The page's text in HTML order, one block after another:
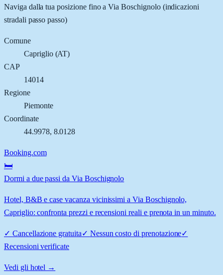
Naviga dalla tua posizione fino aVia Boschignolo(indicazioni
stradali passo passo)
Comune
Capriglio(AT)
CAP
14014
Regione
Piemonte
Coordinate
44.9978, 8.0128
Booking.com
🛏️
Dormi a due passi da Via Boschignolo
Hotel, B&B e case vacanza vicinissimi a Via Boschignolo,
Capriglio: confronta prezzi e recensioni reali e prenota in un minuto.
✓ Cancellazione gratuita✓ Nessun costo di prenotazione✓
Recensioni verificate
Vedi gli hotel →